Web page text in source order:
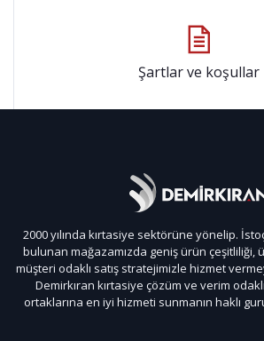
Şartlar ve koşullar
2000 yılında kırtasiye sektörüne yönelip.
bulunan mağazamızda geniş ürün çeşitliliği,
müşteri odaklı satış stratejimizle hizmet
Demirkıran kırtasiye çözüm ve verim
ortaklarına en iyi hizmeti sunmanın haklı